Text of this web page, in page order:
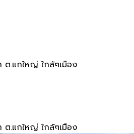
.แกใหญ่ ใกล้ๆเมือง
.แกใหญ่ ใกล้ๆเมือง